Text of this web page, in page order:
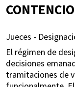
Jueces -
El régimen de
decisiones
tramitaciones de